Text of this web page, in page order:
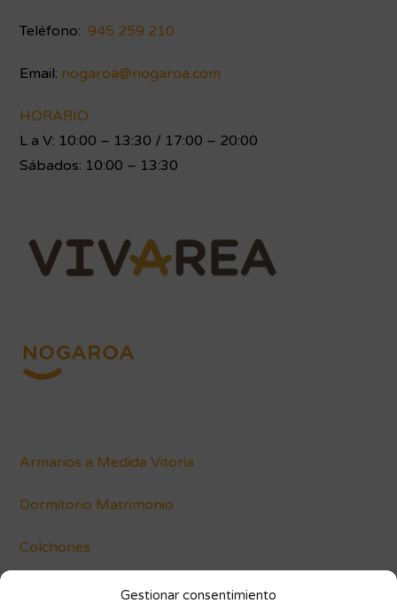
Gestionar consentimiento
Teléfono: 945 259 210
Email: nogaroa@nogaroa.com
HORARIO
L a V: 10:00 – 13:30 / 17:00 – 20:00
Sábados: 10:00 – 13:30
Armarios a Medida Vitoria
Dormitorio Matrimonio
Colchones